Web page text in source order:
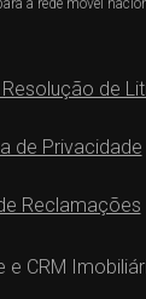
a rede móvel
de
de Privacidade
Reclamações
e CRM